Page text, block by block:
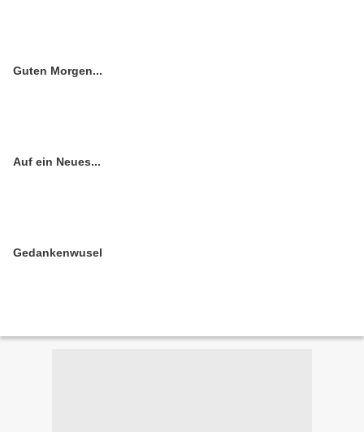
Guten Morgen...
Auf ein Neues...
Gedankenwusel